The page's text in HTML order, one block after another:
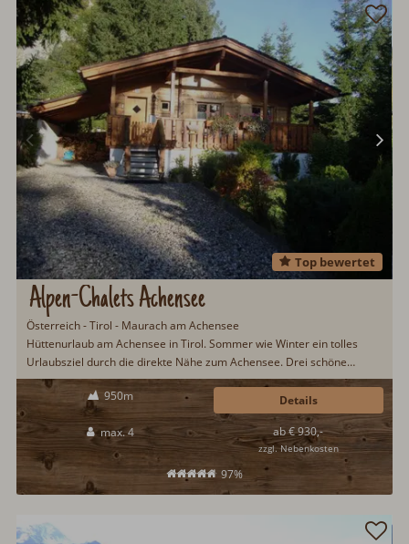
Alpen-Chalets Achensee
Top bewertet
Österreich - Tirol - Maurach am Achensee
Hüttenurlaub am Achensee in Tirol. Sommer wie Winter ein tolles
Urlaubsziel durch die direkte Nähe zum Achensee. Drei schöne
Chalets am Ortsrand von Maurach am Achensee für jeweils vier
Urlaubsgäste. Gemütliche Einrichtung mit Infrarotkabine und
Schwedenofen...
950m
max. 4
97%
ab € 930,-
zzgl. Nebenkosten
Details